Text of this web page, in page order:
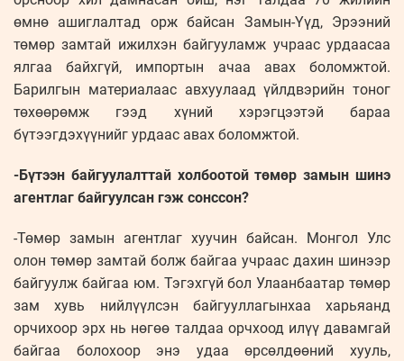
өмнө ашиглалтад орж байсан Замын-Үүд, Эрээний
төмөр замтай ижилхэн байгууламж учраас урдаасаа
ялгаа байхгүй, импортын ачаа авах боломжтой.
Барилгын материалаас авхуулаад үйлдвэрийн тоног
төхөөрөмж гээд хүний хэрэгцээтэй бараа
бүтээгдэхүүнийг урдаас авах боломжтой.
-Бүтээн байгуулалттай холбоотой төмөр замын шинэ
агентлаг байгуулсан гэж сонссон?
-Төмөр замын агентлаг хуучин байсан. Монгол Улс
олон төмөр замтай болж байгаа учраас дахин шинээр
байгуулж байгаа юм. Тэгэхгүй бол Улаанбаатар төмөр
зам хувь нийлүүлсэн байгууллагынхаа харьяанд
орчихоор эрх нь нөгөө талдаа орчхоод илүү давамгай
байгаа болохоор энэ удаа өрсөлдөөний хууль,